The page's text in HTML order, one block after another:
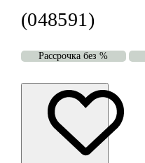
(048591)
Рассрочка без %